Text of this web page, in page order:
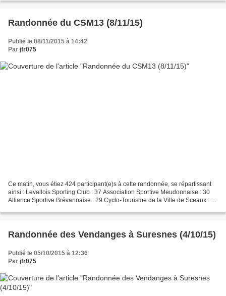
Randonnée du CSM13 (8/11/15)
Publié le 08/11/2015 à 14:42
Par jfr075
Ce matin, vous étiez 424 participant(e)s à cette randonnée, se répartissant
ainsi : Levallois Sporting Club : 37 Association Sportive Meudonnaise : 30
Alliance Sportive Brévannaise : 29 Cyclo-Tourisme de la Ville de Sceaux : 21
Randonnée des Vendanges à Suresnes (4/10/15)
Publié le 05/10/2015 à 12:36
Par jfr075